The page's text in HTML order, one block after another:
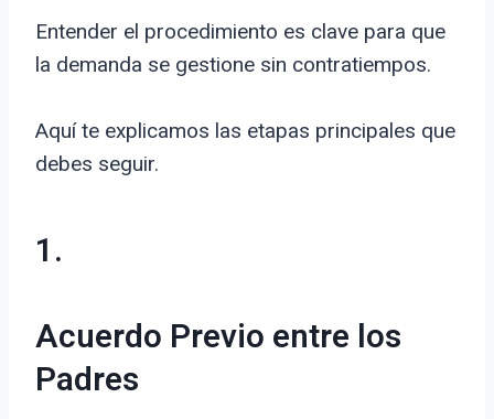
Entender el procedimiento es clave para que
la demanda se gestione sin contratiempos.
Aquí te explicamos las etapas principales que
debes seguir.
1.
Acuerdo Previo entre los
Padres